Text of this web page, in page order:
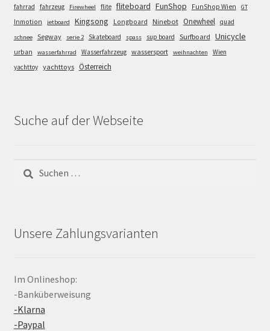
fahrrad
fahrzeug Firewheel flite fliteboard FunShop FunShop Wien GT
Inmotion jetboard Kingsong Longboard Ninebot Onewheel quad
schnee Segway serie 2 Skateboard spass sup board Surfboard Unicycle
urban wasserfahrrad Wasserfahrzeug wassersport weihnachten
Wien
yachttoy yachttoys Österreich
Suche auf der Webseite
nach:
Unsere Zahlungsvarianten
Im Onlineshop:
-Banküberweisung
-Klarna
-Paypal